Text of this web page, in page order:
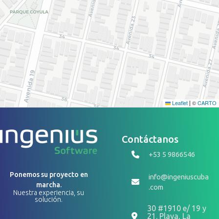
Leaflet ©CARTO
Ponemos su proyecto en
marcha.
Nuestra experiencia, su
solución.
Contáctanos
+53 5 9866546
info@ingeniuscuba
.com
30 #1910 e/ 19 y
21. Playa, La